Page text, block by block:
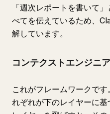
「週次レポートを書いて
べてを伝えているため、
解しています。
コンテクストエンジニ
これがフレームワークで
れぞれが下のレイヤーに